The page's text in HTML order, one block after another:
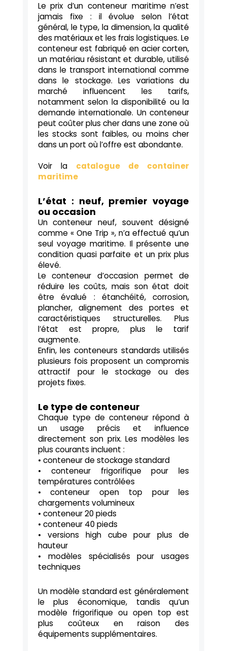
Le prix d’un conteneur maritime n’est
jamais fixe : il évolue selon l’état
général, le type, la dimension, la qualité
des matériaux et les frais logistiques. Le
conteneur est fabriqué en acier corten,
un matériau résistant et durable, utilisé
dans le transport international comme
dans le stockage. Les variations du
marché influencent les tarifs,
notamment selon la disponibilité ou la
demande internationale. Un conteneur
peut coûter plus cher dans une zone où
les stocks sont faibles, ou moins cher
dans un port où l’offre est abondante.
Voir la catalogue de container
maritime
L’état : neuf, premier voyage
ou occasion
Un conteneur neuf, souvent désigné
comme « One Trip », n’a effectué qu’un
seul voyage maritime. Il présente une
condition quasi parfaite et un prix plus
élevé.
Le conteneur d’occasion permet de
réduire les coûts, mais son état doit
être évalué : étanchéité, corrosion,
plancher, alignement des portes et
caractéristiques structurelles. Plus
l’état est propre, plus le tarif
augmente.
Enfin, les conteneurs standards utilisés
plusieurs fois proposent un compromis
attractif pour le stockage ou des
projets fixes.
Le type de conteneur
Chaque type de conteneur répond à
un usage précis et influence
directement son prix. Les modèles les
plus courants incluent :
• conteneur de stockage standard
• conteneur frigorifique pour les
températures contrôlées
• conteneur open top pour les
chargements volumineux
• conteneur 20 pieds
• conteneur 40 pieds
• versions high cube pour plus de
hauteur
• modèles spécialisés pour usages
techniques
Un modèle standard est généralement
le plus économique, tandis qu’un
modèle frigorifique ou open top est
plus coûteux en raison des
équipements supplémentaires.